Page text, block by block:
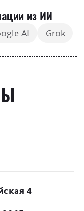
из ИИ
AI Grok
4